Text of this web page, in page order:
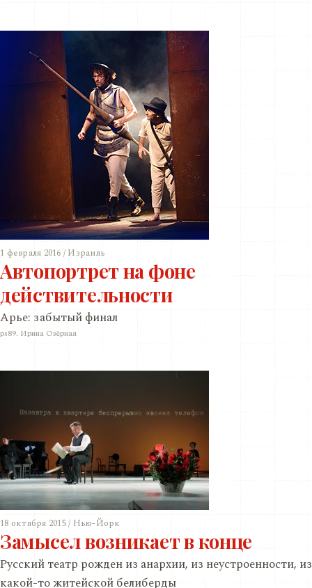
1 февраля 2016 / Израиль
Автопортрет на фоне
действительности
Арье: забытый финал
ps89. Ирина Озёрная
18 октября 2015 / Нью-Йорк
Замысел возникает в конце
Русский театр рожден из анархии, из неустроенности, из
какой-то житейской белиберды